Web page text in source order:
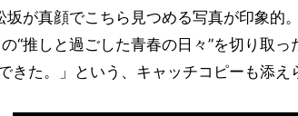
坂が真顔でこちら見つめる写真が印象的
“推しと過ごした青春の日々”を切り取
きた。」という、キャッチコピーも添え